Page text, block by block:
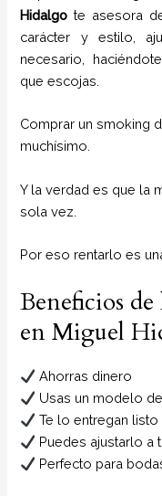
Hidalgo te asesora
carácter y estilo,
necesario,
que escojas.
Comprar un smoking
muchísimo.
Y la verdad es que la
sola vez.
Por eso rentarlo es
Beneficios
en Miguel
Ahorras dinero
Usas un modelo
Te lo entregan
Puedes ajustarlo a
Perfecto para